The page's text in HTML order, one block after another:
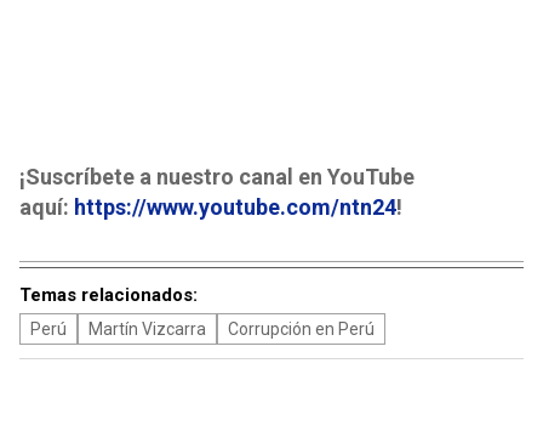
¡Suscríbete a nuestro canal en YouTube
aquí: https://www.youtube.com/ntn24!
Temas relacionados:
Perú Martín Vizcarra Corrupción en Perú